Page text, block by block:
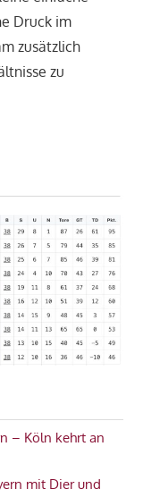
Druck im
zusätzlich
zu
– Köln kehrt an
mit Dier und